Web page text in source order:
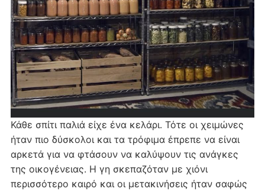
Κάθε σπίτι παλιά είχε ένα κελάρι. Τότε οι χειμώνες
ήταν πιο δύσκολοι και τα τρόφιμα έπρεπε να είναι
αρκετά για να φτάσουν να καλύψουν τις ανάγκες
της οικογένειας. Η γη σκεπαζόταν με χιόνι
περισσότερο καιρό και οι μετακινήσεις ήταν σαφώς